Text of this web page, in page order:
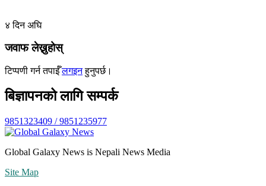
४ दिन अघि
जवाफ लेख्नुहोस्
टिप्पणी गर्न तपाईँलगइनहुनुपर्छ।
बिज्ञापनको लागि सम्पर्क
9851323409 / 9851235977
Global Galaxy News is Nepali News Media
Site Map